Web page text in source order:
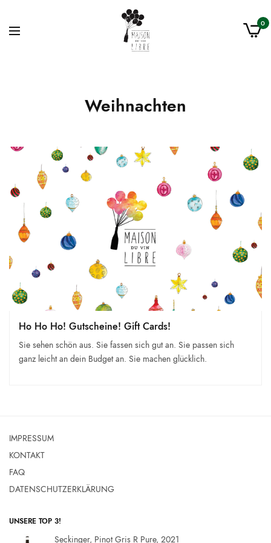
0
Weihnachten
Ho Ho Ho! Gutscheine! Gift Cards!
Sie sehen schön aus. Sie fassen sich gut an. Sie passen sich
ganz leicht an dein Budget an. Sie machen glücklich.
IMPRESSUM
KONTAKT
FAQ
DATENSCHUTZERKLÄRUNG
UNSERE TOP 3!
Seckinger, Pinot Gris R Pure, 2021